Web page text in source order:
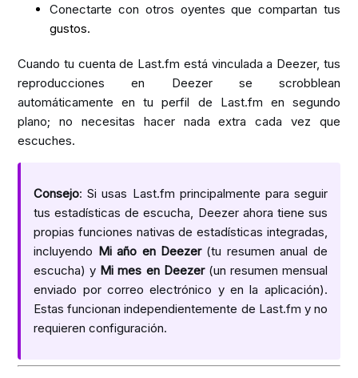
Conectarte con otros oyentes que compartan tus
gustos.
Cuando tu cuenta de Last.fm está vinculada a Deezer, tus
reproducciones en Deezer se scrobblean
automáticamente en tu perfil de Last.fm en segundo
plano; no necesitas hacer nada extra cada vez que
escuches.
Consejo: Si usas Last.fm principalmente para seguir
tus estadísticas de escucha, Deezer ahora tiene sus
propias funciones nativas de estadísticas integradas,
incluyendo Mi año en Deezer(tu resumen anual de
escucha) y Mi mes en Deezer(un resumen mensual
enviado por correo electrónico y en la aplicación).
Estas funcionan independientemente de Last.fm y no
requieren configuración.